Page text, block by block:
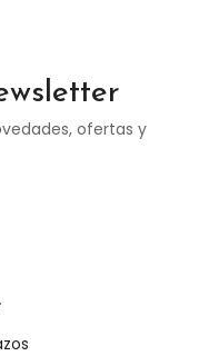
ofertas y